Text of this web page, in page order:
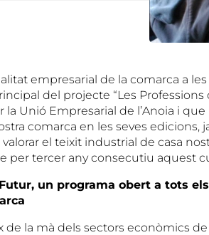
empresarial de la comarca a
del projecte “Les
Unió Empresarial de l’Anoia i
comarca en les seves edicions,
el teixit industrial de casa
per tercer any consecutiu aquest
un programa obert a tots
de la mà dels sectors econòmics